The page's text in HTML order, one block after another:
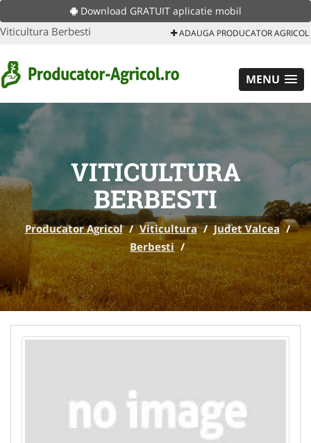
Download GRATUIT aplicatie mobil
Viticultura Berbesti ADAUGA PRODUCATOR AGRICOL
MENU
VITICULTURA
BERBESTI
Producator Agricol / Viticultura / Judet Valcea /
Berbesti /